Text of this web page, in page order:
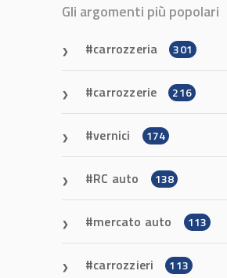
Gli argomenti più popolari
carrozzeria 301
carrozzerie 216
vernici 174
RC auto 138
mercato auto 113
carrozzieri 113